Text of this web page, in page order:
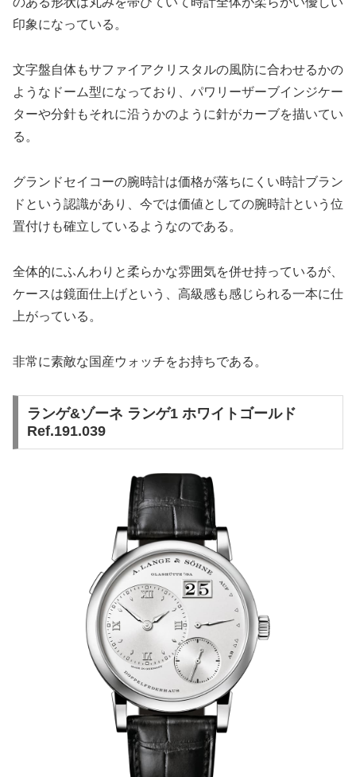
印象になっている。
文字盤自体もサファイアクリスタルの風防に合わせるかの
ようなドーム型になっており、パワリーザーブインジケー
ターや分針もそれに沿うかのように針がカーブを描いてい
る。
グランドセイコーの腕時計は価格が落ちにくい時計ブラン
ドという認識があり、今では価値としての腕時計という位
置付けも確立しているようなのである。
全体的にふんわりと柔らかな雰囲気を併せ持っているが、
ケースは鏡面仕上げという、高級感も感じられる一本に仕
上がっている。
非常に素敵な国産ウォッチをお持ちである。
ランゲ&ゾーネ ランゲ1 ホワイトゴールド
Ref.191.039